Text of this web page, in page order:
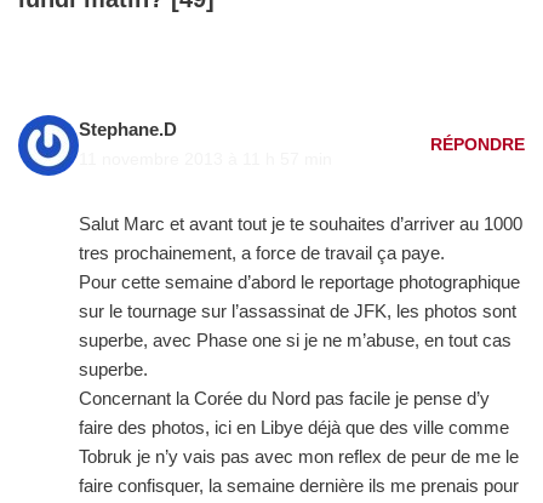
Stephane.D
RÉPONDRE
Salut Marc et avant tout je te souhaites d’arriver au 1000
tres prochainement, a force de travail ça paye.
Pour cette semaine d’abord le reportage photographique
sur le tournage sur l’assassinat de JFK, les photos sont
superbe, avec Phase one si je ne m’abuse, en tout cas
superbe.
Concernant la Corée du Nord pas facile je pense d’y
faire des photos, ici en Libye déjà que des ville comme
Tobruk je n’y vais pas avec mon reflex de peur de me le
faire confisquer, la semaine dernière ils me prenais pour